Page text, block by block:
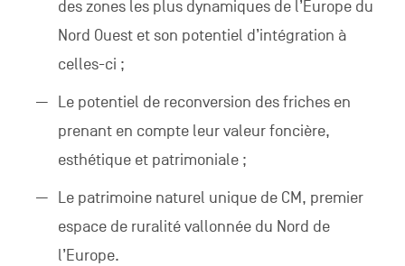
des zones les plus dynamiques de l’Europe du
Nord Ouest et son potentiel d’intégration à
celles-ci ;
Le potentiel de reconversion des friches en
prenant en compte leur valeur foncière,
esthétique et patrimoniale ;
Le patrimoine naturel unique de CM, premier
espace de ruralité vallonnée du Nord de
l’Europe.